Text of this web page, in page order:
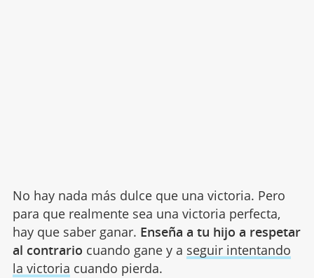
No hay nada más dulce que una victoria. Pero
para que realmente sea una victoria perfecta,
hay que saber ganar. Enseña a tu hijo a respetar
al contrario cuando gane y a seguir intentando
la victoria cuando pierda.